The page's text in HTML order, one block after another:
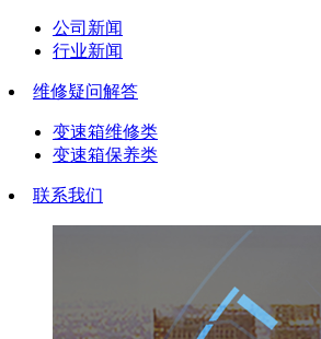
公司新闻
行业新闻
维修疑问解答
变速箱维修类
变速箱保养类
联系我们